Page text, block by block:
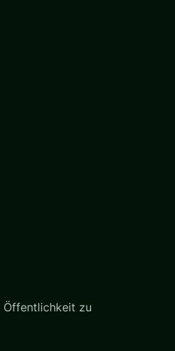
Öffentlichkeit zu